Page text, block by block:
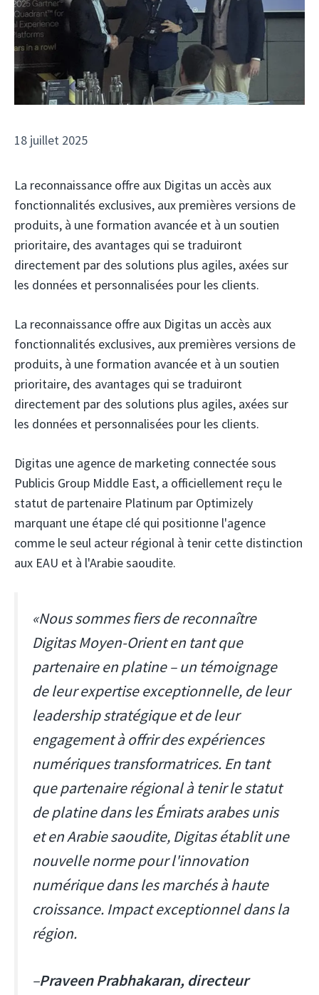
18 juillet 2025
La reconnaissance offre aux Digitas un accès aux
fonctionnalités exclusives, aux premières versions de
produits, à une formation avancée et à un soutien
prioritaire, des avantages qui se traduiront
directement par des solutions plus agiles, axées sur
les données et personnalisées pour les clients.
La reconnaissance offre aux Digitas un accès aux
fonctionnalités exclusives, aux premières versions de
produits, à une formation avancée et à un soutien
prioritaire, des avantages qui se traduiront
directement par des solutions plus agiles, axées sur
les données et personnalisées pour les clients.
Digitas une agence de marketing connectée sous
Publicis Group Middle East, a officiellement reçu le
statut de partenaire Platinum par Optimizely
marquant une étape clé qui positionne l'agence
comme le seul acteur régional à tenir cette distinction
aux EAU et à l'Arabie saoudite.
«Nous sommes fiers de reconnaître
Digitas Moyen-Orient en tant que
partenaire en platine – un témoignage
de leur expertise exceptionnelle, de leur
leadership stratégique et de leur
engagement à offrir des expériences
numériques transformatrices. En tant
que partenaire régional à tenir le statut
de platine dans les Émirats arabes unis
et en Arabie saoudite, Digitas établit une
nouvelle norme pour l'innovation
numérique dans les marchés à haute
croissance. Impact exceptionnel dans la
région.
–Praveen Prabhakaran, directeur